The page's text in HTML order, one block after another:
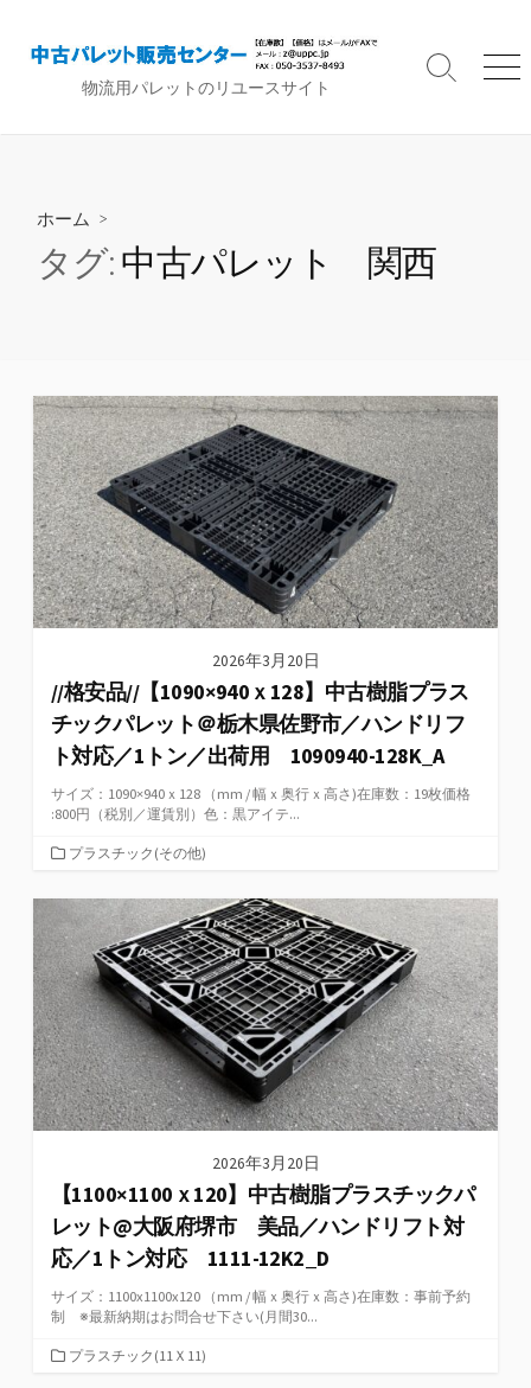
ツ
物流用パレットのリユースサイト
検
メ
ホーム >
タグ:中古パレット 関西
2026年3月20日
//格安品//【1090×940ｘ128】中古樹脂プラス
チックパレット＠栃木県佐野市／ハンドリフ
ト対応／1トン／出荷用 1090940-128K_A
サイズ：1090×940ｘ128 （mm / 幅ｘ奥行ｘ高さ)在庫数：19枚価格
:800円（税別／運賃別）色：黒アイテ...
カ
ゴ
リ
ー
プラスチック(その他)
2026年3月20日
【1100×1100ｘ120】中古樹脂プラスチックパ
レット@大阪府堺市 美品／ハンドリフト対
応／1トン対応 1111-12K2_D
サイズ：1100x1100x120 （mm / 幅ｘ奥行ｘ高さ)在庫数：事前予約
制 ※最新納期はお問合せ下さい(月間30...
カプラスチック(11Ｘ11)